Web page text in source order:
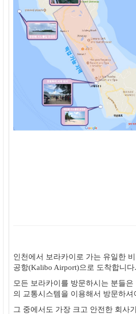
인천에서 보라카이로 가는 유일한
공항(Kalibo Airport)으로 도착합니다.
모든 보라카이를 방문하시는 분들
의 교통시스템을 이용해서 방문하셔
그 중에서도 가장 크고 안전한 회사